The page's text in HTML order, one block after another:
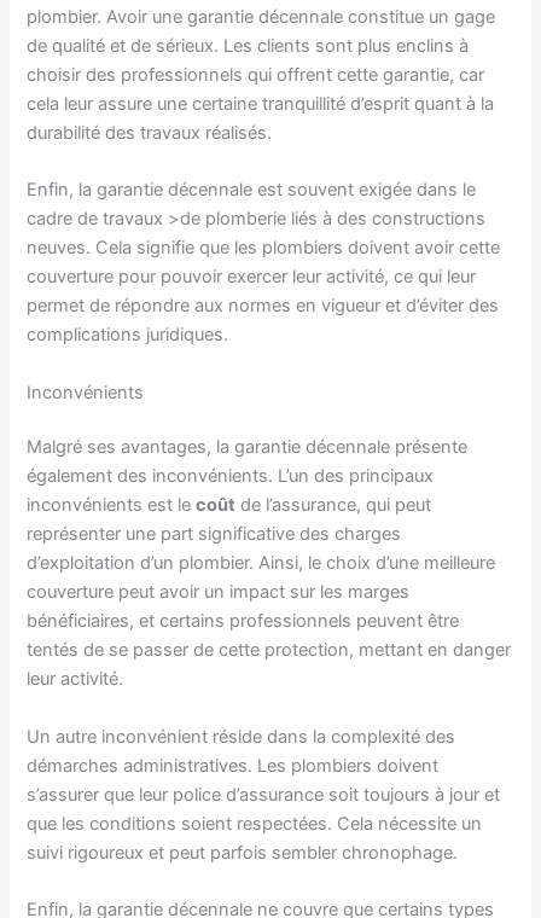
plombier. Avoir une garantie décennale constitue un gage
de qualité et de sérieux. Les clients sont plus enclins à
choisir des professionnels qui offrent cette garantie, car
cela leur assure une certaine tranquillité d’esprit quant à la
durabilité des travaux réalisés.
Enfin, la garantie décennale est souvent exigée dans le
cadre de travaux >de plomberie liés à des constructions
neuves. Cela signifie que les plombiers doivent avoir cette
couverture pour pouvoir exercer leur activité, ce qui leur
permet de répondre aux normes en vigueur et d’éviter des
complications juridiques.
Inconvénients
Malgré ses avantages, la garantie décennale présente
également des inconvénients. L’un des principaux
inconvénients est lecoût de l’assurance, qui peut
représenter une part significative des charges
d’exploitation d’un plombier. Ainsi, le choix d’une meilleure
couverture peut avoir un impact sur les marges
bénéficiaires, et certains professionnels peuvent être
tentés de se passer de cette protection, mettant en danger
leur activité.
Un autre inconvénient réside dans la complexité des
démarches administratives. Les plombiers doivent
s’assurer que leur police d’assurance soit toujours à jour et
que les conditions soient respectées. Cela nécessite un
suivi rigoureux et peut parfois sembler chronophage.
Enfin, la garantie décennale ne couvre que certains types